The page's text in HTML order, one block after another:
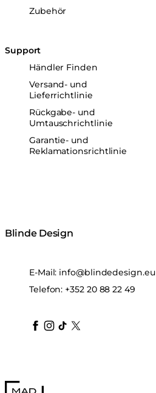
Zubehör
Support
Händler Finden
Versand- und
Lieferrichtlinie
Rückgabe- und
Umtauschrichtlinie
Garantie- und
Reklamationsrichtlinie
Blinde Design
E-Mail: info@blindedesign.eu
Telefon: +352 20 88 22 49
blindedesign
blindedesign
blindedesign
blinde-design
blindedesign
MAD Design